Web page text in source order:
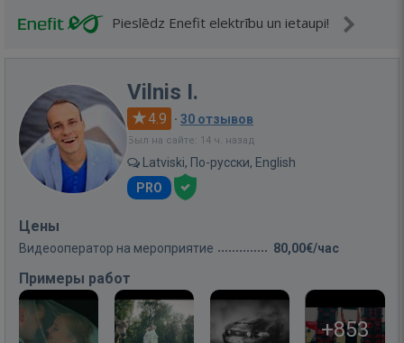
Pieslēdz Enefit elektrību un ietaupi!
Vilnis I.
4.9 · 30 отзывов
Был на сайте: 14 ч. назад
Latviski, По-русски, English
PRO
Цены
Видеооператор на мероприятие 80,00€/час
Примеры работ
+853